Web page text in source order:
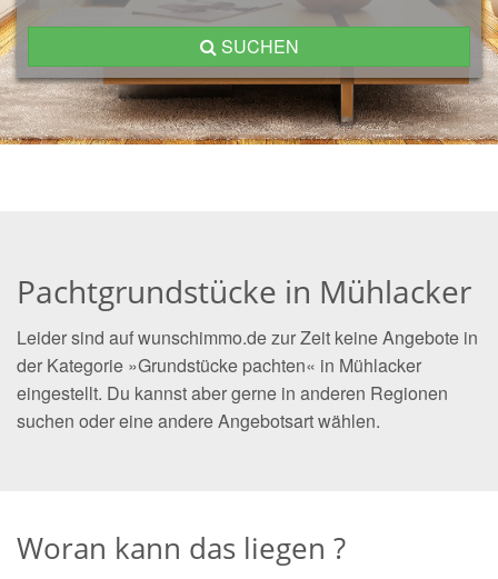
SUCHEN
Pachtgrundstücke in Mühlacker
Leider sind auf wunschimmo.de zur Zeit keine Angebote in
der Kategorie »Grundstücke pachten« in Mühlacker
eingestellt. Du kannst aber gerne in anderen Regionen
suchen oder eine andere Angebotsart wählen.
Woran kann das liegen ?